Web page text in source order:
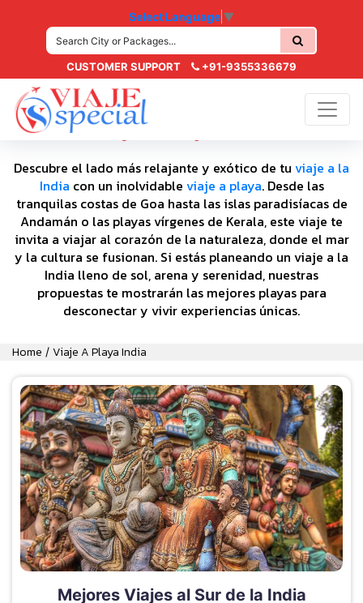
Select Language ▼
CUSTOMER SUPPORT +91-9355336679
Viaje a Playa India
Descubre el lado más relajante y exótico de tu viaje a la
India con un inolvidable viaje a playa. Desde las
tranquilas costas de Goa hasta las islas paradisíacas de
Andamán o las playas vírgenes de Kerala, este viaje te
invita a viajar al corazón de la naturaleza, donde el mar
y la cultura se fusionan. Si estás planeando un viaje a la
India lleno de sol, arena y serenidad, nuestras
propuestas te mostrarán las mejores playas para
desconectar y vivir experiencias únicas.
Home / Viaje A Playa India
Mejores Viajes al Sur de la India